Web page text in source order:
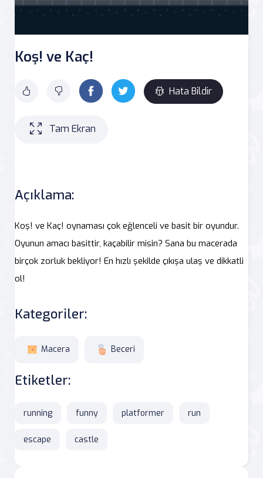
Koş! ve Kaç!
Hata Bildir
Tam Ekran
Açıklama:
Koş! ve Kaç! oynaması çok eğlenceli ve basit bir oyundur.
Oyunun amacı basittir, kaçabilir misin? Sana bu macerada
birçok zorluk bekliyor! En hızlı şekilde çıkışa ulaş ve dikkatli
ol!
Kategoriler:
Macera Beceri
Etiketler:
running funny platformer run
escape castle